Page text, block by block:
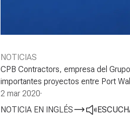
NOTICIAS
CPB Contractors, empresa del
importantes proyectos entre Port
2 mar 2020·
NOTICIA EN INGLÉS